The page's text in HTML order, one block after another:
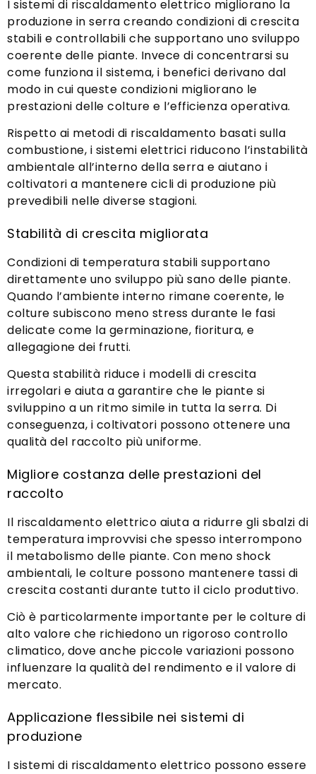
I sistemi di riscaldamento elettrico migliorano la
produzione in serra creando condizioni di crescita
stabili e controllabili che supportano uno sviluppo
coerente delle piante. Invece di concentrarsi su
come funziona il sistema, i benefici derivano dal
modo in cui queste condizioni migliorano le
prestazioni delle colture e l’efficienza operativa.
Rispetto ai metodi di riscaldamento basati sulla
combustione, i sistemi elettrici riducono l’instabilità
ambientale all’interno della serra e aiutano i
coltivatori a mantenere cicli di produzione più
prevedibili nelle diverse stagioni.
Stabilità di crescita migliorata
Condizioni di temperatura stabili supportano
direttamente uno sviluppo più sano delle piante.
Quando l’ambiente interno rimane coerente, le
colture subiscono meno stress durante le fasi
delicate come la germinazione, fioritura, e
allegagione dei frutti.
Questa stabilità riduce i modelli di crescita
irregolari e aiuta a garantire che le piante si
sviluppino a un ritmo simile in tutta la serra. Di
conseguenza, i coltivatori possono ottenere una
qualità del raccolto più uniforme.
Migliore costanza delle prestazioni del
raccolto
Il riscaldamento elettrico aiuta a ridurre gli sbalzi di
temperatura improvvisi che spesso interrompono
il metabolismo delle piante. Con meno shock
ambientali, le colture possono mantenere tassi di
crescita costanti durante tutto il ciclo produttivo.
Ciò è particolarmente importante per le colture di
alto valore che richiedono un rigoroso controllo
climatico, dove anche piccole variazioni possono
influenzare la qualità del rendimento e il valore di
mercato.
Applicazione flessibile nei sistemi di
produzione
I sistemi di riscaldamento elettrico possono essere